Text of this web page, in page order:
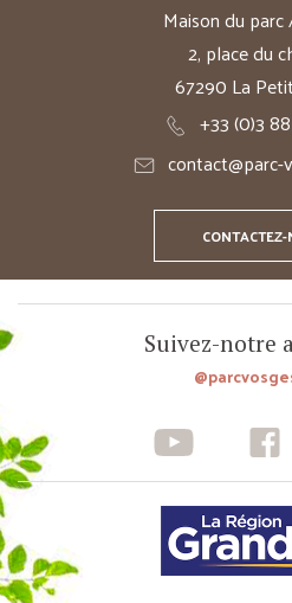
Maison du
2, place du
67290 La
+33 (0)3
Suivez-notre